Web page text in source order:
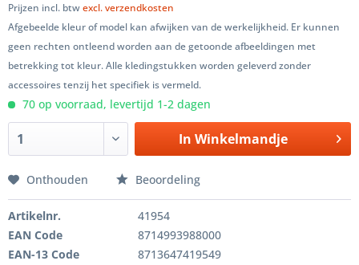
Prijzen incl. btwexcl. verzendkosten
Afgebeelde kleur of model kan afwijken van de werkelijkheid. Er kunnen
geen rechten ontleend worden aan de getoonde afbeeldingen met
betrekking tot kleur. Alle kledingstukken worden geleverd zonder
accessoires tenzij het specifiek is vermeld.
70 op voorraad, levertijd 1-2 dagen
In Winkelmandje
Onthouden Beoordeling
Artikelnr.
41954
EAN Code
8714993988000
EAN-13 Code
8713647419549